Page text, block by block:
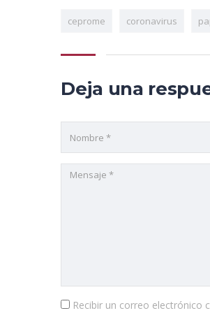
ceprome coronavirus
Deja una
Recibir un correo electrónico